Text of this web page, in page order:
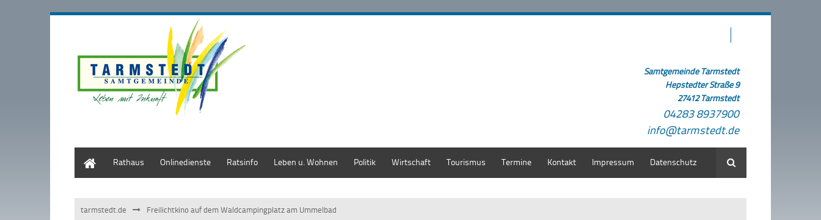
Samtgemeinde Tarmstedt
Hepstedter Straße 9
27412 Tarmstedt
04283 8937900
info@tarmstedt.de
Rathaus Onlinedienste Ratsinfo Leben u. Wohnen Politik Wirtschaft Tourismus Termine Kontakt Impressum Datenschutz Suche
tarmstedt.de Freilichtkino auf dem Waldcampingplatz am Ummelbad